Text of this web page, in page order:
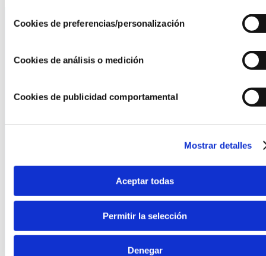
Cookies de preferencias/personalización
Cookies de análisis o medición
Cookies de publicidad comportamental
Mostrar detalles
Aceptar todas
Permitir la selección
Denegar
Fundaciones Asociadas
Canal ético
Asesoría
Formación y eventos